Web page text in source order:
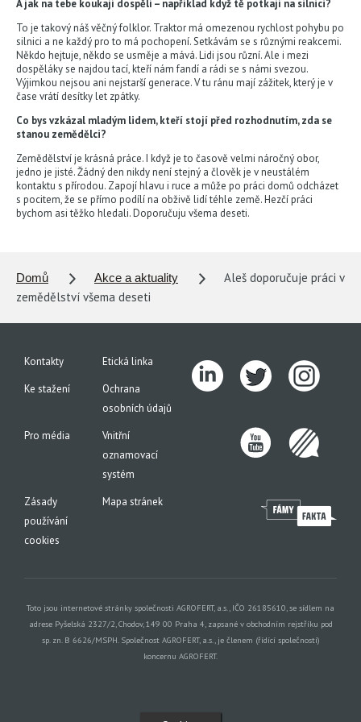
A jak na tebe koukají dospělí – například když tě potkají na silnici?
To je takový náš věčný folklor. Traktor má omezenou rychlost pohybu po
silnici a ne každý pro to má pochopení. Setkávám se s různými reakcemi.
Někdo hejtuje, někdo se usměje a mává. Lidi jsou různí. Ale i mezi
dospěláky se najdou tací, kteří nám fandí a rádi se s námi svezou.
Výjimkou nejsou ani nejstarší generace. V tu ránu mají zážitek, který je v
čase vrátí desítky let zpátky.
Co bys vzkázal mladým lidem, kteří stojí před rozhodnutím, zda se
stanou zemědělci?
Zemědělství je krásná práce. I když je to časově velmi náročný obor,
jedno je jisté. Žádný den nikdy není stejný a člověk je v neustálém
kontaktu s přírodou. Zapojí hlavu i ruce a může po práci domů odcházet
s pocitem, že se přímo podílí na obživě lidí téhle země. Hezčí práci
bychom asi těžko hledali. Doporučuju všema deseti.
Domů Akce a aktuality
Aleš doporučuje práci v
zemědělství všema deseti
Kontakty
Etická linka
Ke stažení
Ochrana
osobních údajů
Pro média
Vnitřní
oznamovací
systém
Zásady
používání
cookies
Mapa stránek
Toto jsou internetové stránky společnosti AGROFERT, a.s., IČO 26185610, se sídlem na
adrese Pyšelská 2327/2, Chodov, 149 00 Praha 4, zapsané v obchodním rejstříku pod
sp. zn. B 6626/MSPH. Společnost AGROFERT, a.s., je členem (řídící společností)
koncernu AGROFERT.